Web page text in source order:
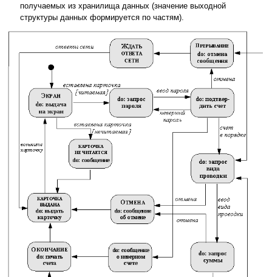
получаемых из хранилища данных (значение выходной
структуры данных формируется по частям).